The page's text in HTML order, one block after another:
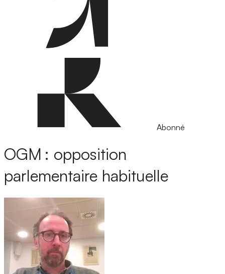
Abonné
OGM : opposition
parlementaire habituelle